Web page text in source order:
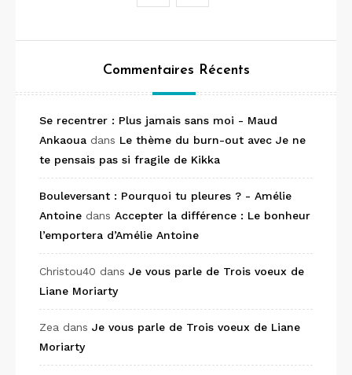
Commentaires Récents
Se recentrer : Plus jamais sans moi - Maud
Ankaoua dans Le thème du burn-out avec Je ne
te pensais pas si fragile de Kikka
Bouleversant : Pourquoi tu pleures ? - Amélie
Antoine dans Accepter la différence : Le bonheur
l’emportera d’Amélie Antoine
Christou40 dans Je vous parle de Trois voeux de
Liane Moriarty
Zea dans Je vous parle de Trois voeux de Liane
Moriarty